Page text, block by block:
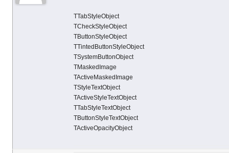
TTabStyleObject
TCheckStyleObject
TButtonStyleObject
TTintedButtonStyleObject
TSystemButtonObject
TMaskedImage
TActiveMaskedImage
TStyleTextObject
TActiveStyleTextObject
TTabStyleTextObject
TButtonStyleTextObject
TActiveOpacityObject